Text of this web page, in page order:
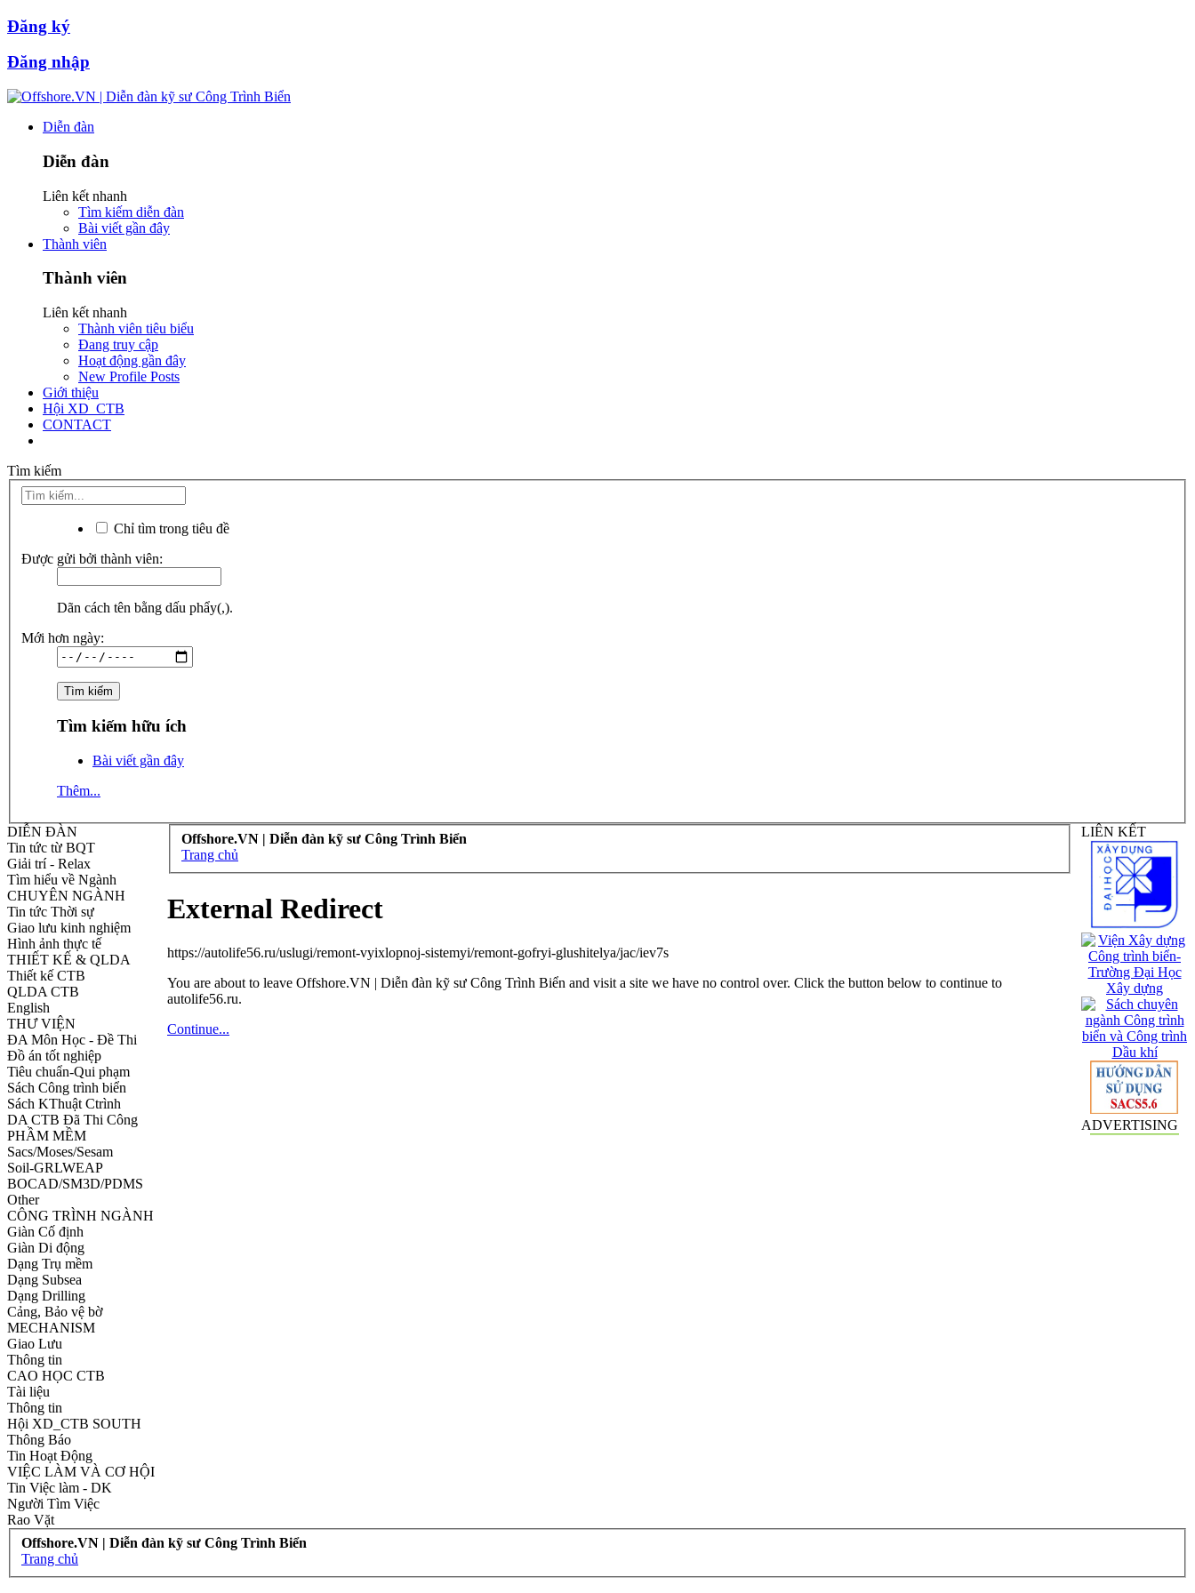
Đăng ký
Đăng nhập
Diễn đàn
Diễn đàn
Liên kết nhanh
Tìm kiếm diễn đàn
Bài viết gần đây
Thành viên
Thành viên
Liên kết nhanh
Thành viên tiêu biểu
Đang truy cập
Hoạt động gần đây
New Profile Posts
Giới thiệu
Hội XD_CTB
CONTACT
Tìm kiếm
Chỉ tìm trong tiêu đề
Được gửi bởi thành viên:
Dãn cách tên bằng dấu phẩy(,).
Mới hơn ngày:
Tìm kiếm hữu ích
Bài viết gần đây
Thêm...
DIỄN ĐÀN
Tin tức từ BQT
Giải trí - Relax
Tìm hiểu về Ngành
CHUYÊN NGÀNH
Tin tức Thời sự
Giao lưu kinh nghiệm
Hình ảnh thực tế
THIẾT KẾ & QLDA
Thiết kế CTB
QLDA CTB
English
THƯ VIỆN
ĐA Môn Học - Đề Thi
Đồ án tốt nghiệp
Tiêu chuẩn-Qui phạm
Sách Công trình biển
Sách KThuật Ctrình
DA CTB Đã Thi Công
PHẦM MỀM
Sacs/Moses/Sesam
Soil-GRLWEAP
BOCAD/SM3D/PDMS
Other
CÔNG TRÌNH NGÀNH
Giàn Cố định
Giàn Di động
Dạng Trụ mềm
Dạng Subsea
Dạng Drilling
Cảng, Bảo vệ bờ
MECHANISM
Giao Lưu
Thông tin
CAO HỌC CTB
Tài liệu
Thông tin
Hội XD_CTB SOUTH
Thông Báo
Tin Hoạt Động
VIỆC LÀM VÀ CƠ HỘI
Tin Việc làm - DK
Người Tìm Việc
Rao Vặt
Offshore.VN | Diễn đàn kỹ sư Công Trình Biển
Trang chủ
External Redirect
https://autolife56.ru/uslugi/remont-vyixlopnoj-sistemyi/remont-gofryi-glushitelya/jac/iev7s
You are about to leave Offshore.VN | Diễn đàn kỹ sư Công Trình Biển and visit a site we have no control over. Click the button below to continue to
autolife56.ru.
Continue...
LIÊN KẾT
ADVERTISING
Offshore.VN | Diễn đàn kỹ sư Công Trình Biển
Trang chủ